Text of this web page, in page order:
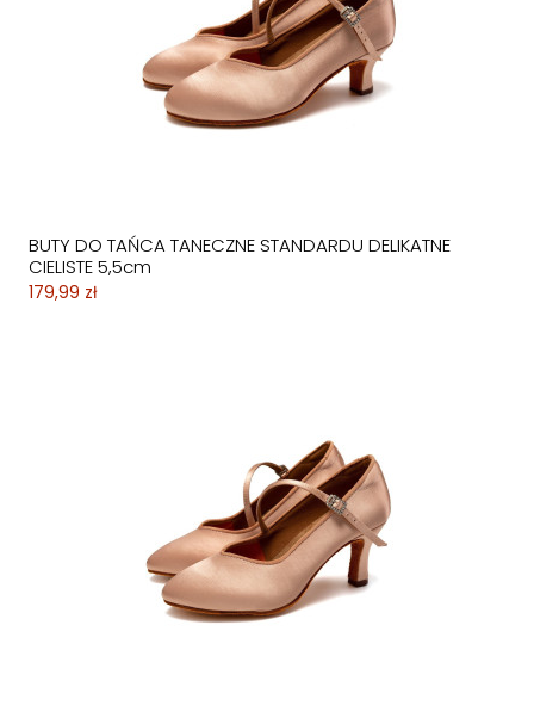
BUTY DO TAŃCA TANECZNE STANDARDU DELIKATNE
CIELISTE 5,5cm
179,99 zł